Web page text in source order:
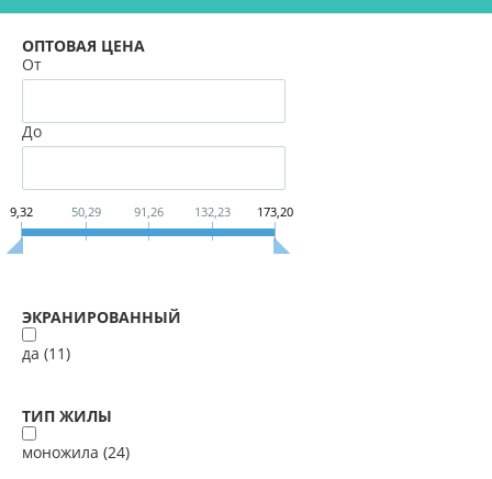
ОПТОВАЯ ЦЕНА
От
До
9,32 50,29 91,26 132,23 173,20
ЭКРАНИРОВАННЫЙ
да (11)
ТИП ЖИЛЫ
моножила (24)